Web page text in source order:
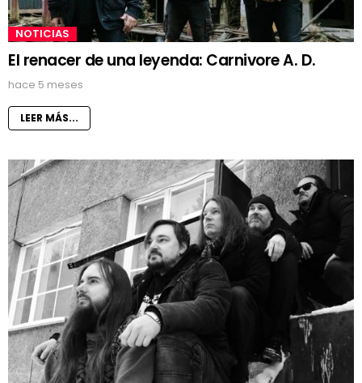
NOTICIAS
El renacer de una leyenda: Carnivore A. D.
hace 5 meses
LEER MÁS...